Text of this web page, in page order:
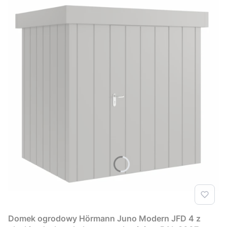
Domek ogrodowy Hörmann Juno Modern JFD 4 z